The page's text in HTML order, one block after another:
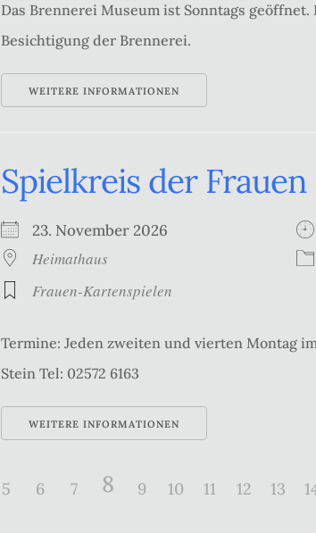
Das Brennerei Museum ist Sonntags
Besichtigung der Brennerei.
WEITERE INFORMATIONEN
Spielkreis der Frauen
23. November 2026
Heimathaus
Frauen-Kartenspielen
Termine: Jeden zweiten und vierten Montag
Stein Tel: 02572 6163
WEITERE INFORMATIONEN
5 6 7 8 9 10 11 12 13